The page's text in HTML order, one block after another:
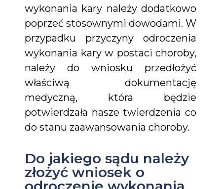
wykonania kary należy dodatkowo
poprzeć stosownymi dowodami. W
przypadku przyczyny odroczenia
wykonania kary w postaci choroby,
należy do wniosku przedłożyć
właściwą dokumentację
medyczną, która będzie
potwierdzała nasze twierdzenia co
do stanu zaawansowania choroby.
Do jakiego sądu należy
złożyć wniosek o